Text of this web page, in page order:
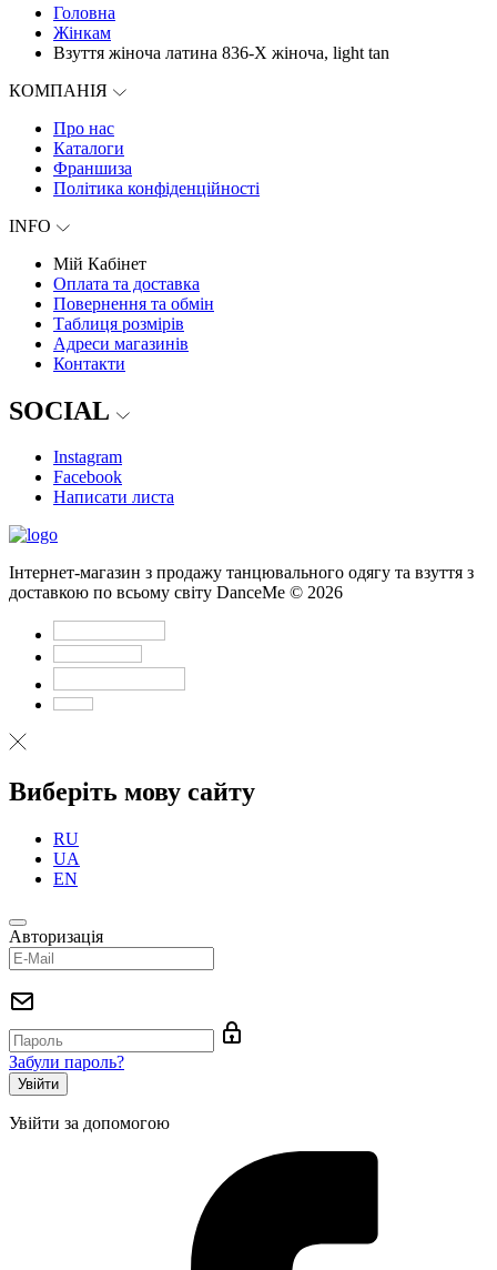
Головна
Жінкам
Взуття жіноча латина 836-X жіноча, light tan
КОМПАНІЯ
Про нас
Каталоги
Франшиза
Політика конфіденційності
INFO
Мій Кабінет
Оплата та доставка
Повернення та обмін
Таблиця розмірів
Адреси магазинів
Контакти
SOCIAL
Instagram
Facebook
Написати листа
Інтернет-магазин з продажу танцювального одягу та взуття з
доставкою по всьому світу DanceMe © 2026
Виберіть мову сайту
RU
UA
EN
Авторизація
Забули пароль?
Увійти за допомогою